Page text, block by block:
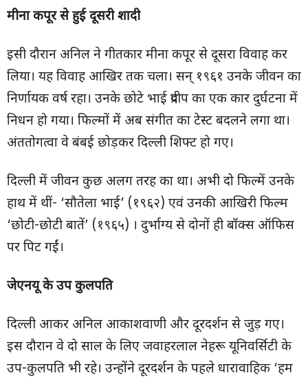
मीना कपूर से हुई दूसरी शादी
इसी दौरान अनिल ने गीतकार मीना कपूर से दूसरा विवाह कर
लिया। यह विवाह आखिर तक चला। सन् १९६१ उनके जीवन का
निर्णायक वर्ष रहा। उनके छोटे भाई प्रदीप का एक कार दुर्घटना में
निधन हो गया। फिल्मों में अब संगीत का टेस्ट बदलने लगा था।
अंततोगत्वा वे बंबई छोड़कर दिल्ली शिफ्ट हो गए।
दिल्ली में जीवन कुछ अलग तरह का था। अभी दो फिल्में उनके
हाथ में थीं- ‘सौतेला भाई’ (१९६२) एवं उनकी आखिरी फिल्म
‘छोटी-छोटी बातें’ (१९६५) । दुर्भाग्य से दोनों ही बॉक्स ऑफिस
पर पिट गईं।
जेएनयू के उप कुलपति
दिल्ली आकर अनिल आकाशवाणी और दूरदर्शन से जुड़ गए।
इस दौरान वे दो साल के लिए जवाहरलाल नेहरू यूनिवर्सिटी के
उप-कुलपति भी रहे। उन्होंने दूरदर्शन के पहले धारावाहिक ‘हम